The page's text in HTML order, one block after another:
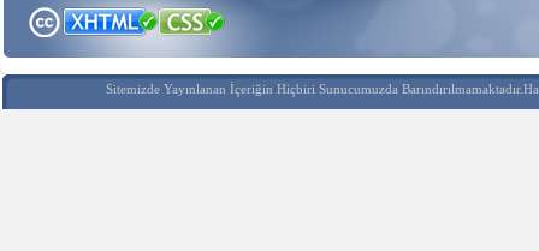
Sitemizde Yayınlanan İçeriğin Hiçbiri Sunucumuzda